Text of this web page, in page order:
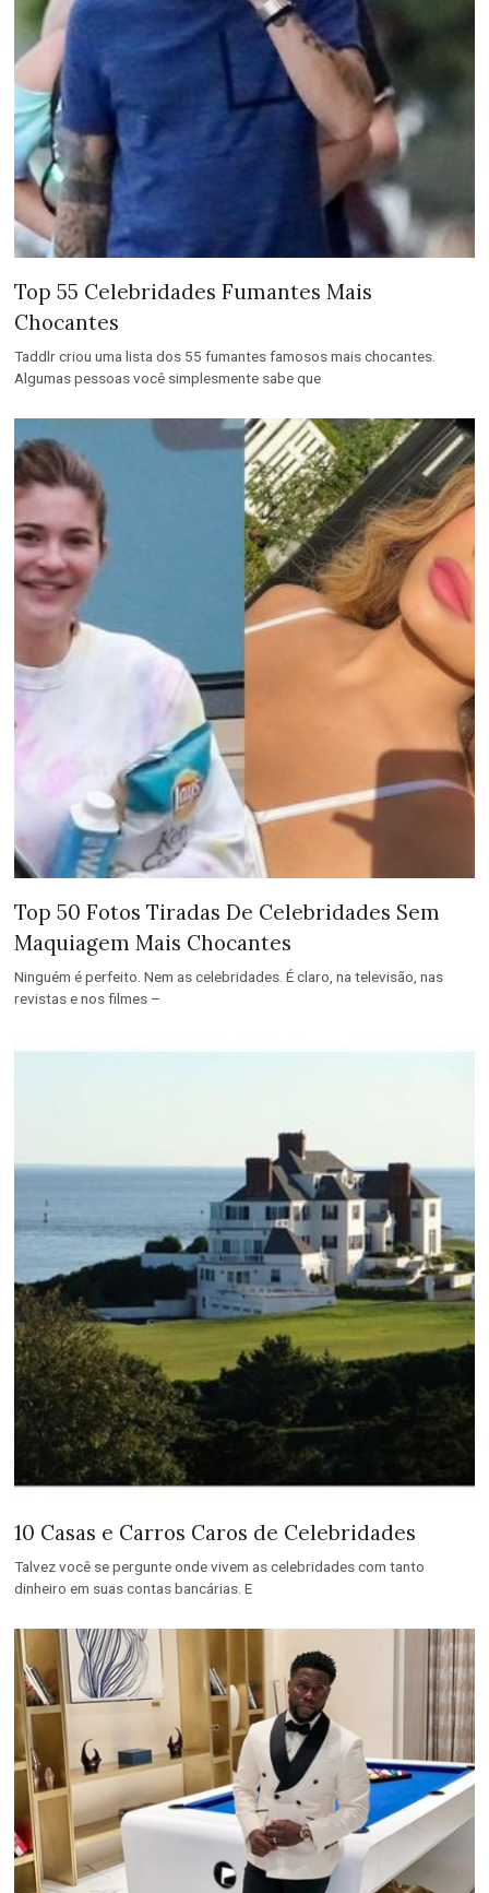
Top 55 Celebridades Fumantes Mais
Chocantes
Taddlr criou uma lista dos 55 fumantes famosos mais chocantes.
Algumas pessoas você simplesmente sabe que
Top 50 Fotos Tiradas De Celebridades Sem
Maquiagem Mais Chocantes
Ninguém é perfeito. Nem as celebridades. É claro, na televisão, nas
revistas e nos filmes –
10 Casas e Carros Caros de Celebridades
Talvez você se pergunte onde vivem as celebridades com tanto
dinheiro em suas contas bancárias. E